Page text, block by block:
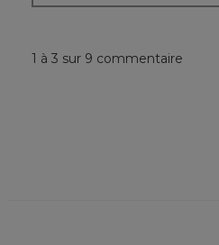
1 à 3 sur 9 commentaire